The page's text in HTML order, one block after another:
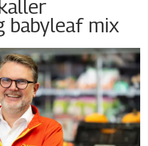
babyleaf mix